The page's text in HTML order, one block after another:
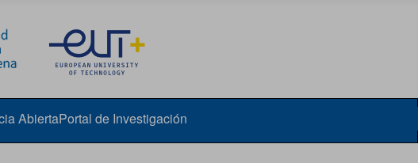
AbiertaPortal de Investigación